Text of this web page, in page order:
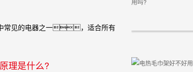
常见的电器之一，适合所有
理是什么?